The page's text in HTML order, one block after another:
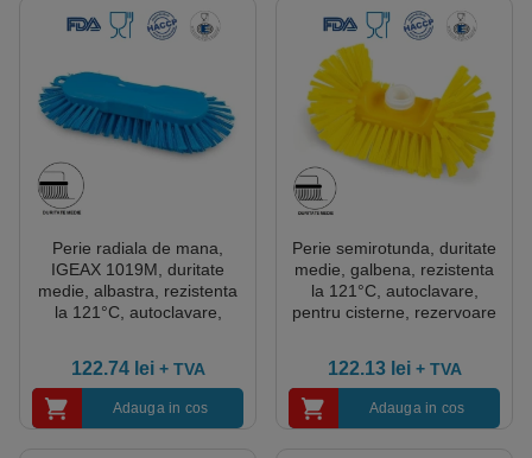
Perie radiala de mana,
IGEAX 1019M, duritate
medie, albastra, rezistenta
la 121°C, autoclavare,
industria alimentara,
certificata HACCP, FDA
122.74 lei + TVA
Adauga in cos
Perie semirotunda, duritate
medie, galbena, rezistenta
la 121°C, autoclavare,
pentru cisterne, rezervoare
industria alimentara,
certificata HACCP, FDA
122.13 lei + TVA
Adauga in cos